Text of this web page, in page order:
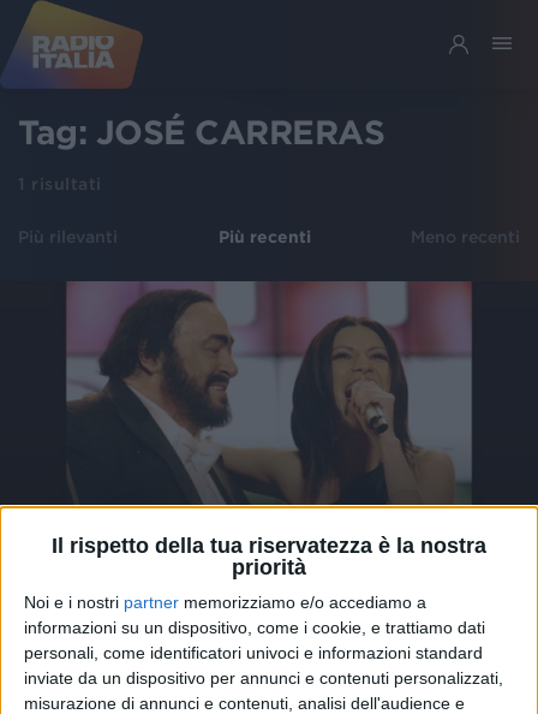
Il rispetto della tua riservatezza è la nostra
priorità
Noi e i nostri partner memorizziamo e/o accediamo a
informazioni su un dispositivo, come i cookie, e trattiamo dati
personali, come identificatori univoci e informazioni standard
inviate da un dispositivo per annunci e contenuti personalizzati,
misurazione di annunci e contenuti, analisi dell'audience e
Tag: JOSÉ CARRERAS
1 risultati
Più rilevanti Più recenti Meno recenti
“L’UOMO CHE EMOZIONÒ IL MONDO” 09 apr 2025
Il concerto per i 90 anni di Luciano
Pavarotti: Laura Pausini prima ospite